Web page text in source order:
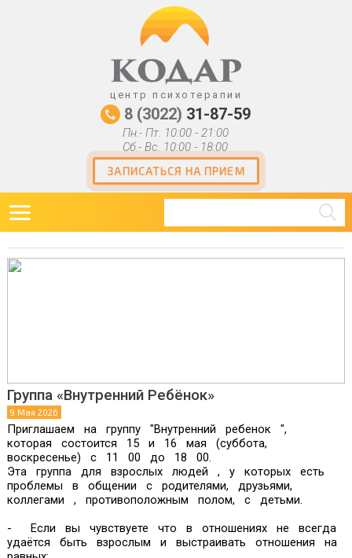
центр психотерапии
8 (3022) 31-87-59
Пн.- Пт. 10:00 - 21:00
Сб.- Вс. 10:00 - 18:00
ЗАПИСАТЬСЯ НА ПРИЕМ
ДПО
Контакты
Группа «Внутренний Ребёнок»
9 Мая 2026
Приглашаем на группу "Внутренний ребенок ",
которая состоится 15 и 16 мая (суббота,
воскресенье) с 11 00 до 18 00.
Эта группа для взрослых людей , у которых есть
проблемы в общении с родителями, друзьями,
коллегами , противоположным полом, с детьми.
- Если вы чувствуете что в отношениях не всегда
удаётся быть взрослым и выстраивать отношения на